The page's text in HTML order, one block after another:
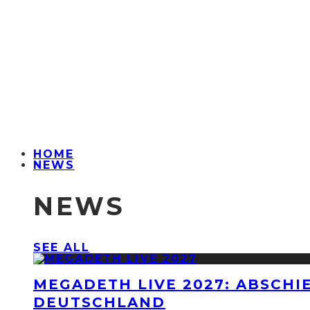
HOME
NEWS
NEWS
SEE ALL
MEGADETH LIVE 2027:
DEUTSCHLAND